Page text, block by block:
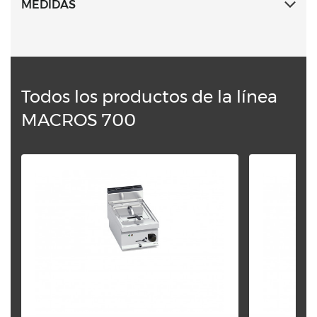
MEDIDAS
Todos los productos de la línea
MACROS 700